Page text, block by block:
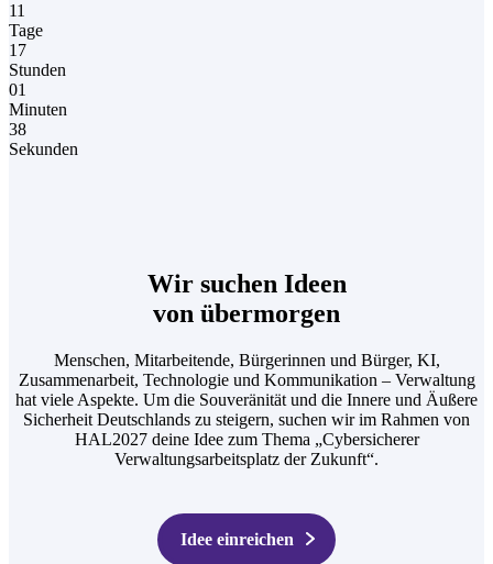
11
Tage
17
Stunden
01
Minuten
38
Sekunden
Wir suchen Ideen
von übermorgen
Menschen, Mitarbeitende, Bürgerinnen und Bürger, KI,
Zusammenarbeit, Technologie und Kommunikation – Verwaltung
hat viele Aspekte. Um die Souveränität und die Innere und Äußere
Sicherheit Deutschlands zu steigern, suchen wir im Rahmen von
HAL2027 deine Idee zum Thema „Cybersicherer
Verwaltungsarbeitsplatz der Zukunft“.
Idee einreichen